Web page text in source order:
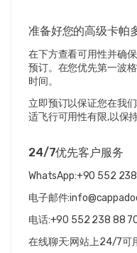
准备好您的高级卡帕
在下方查看可用性并确
预订。在您优先第一波
时间。
立即预订以保证您在我
适飞行可用性有限,以保
24/7优先客户服务
WhatsApp:+90 552
电子邮件
电话:+90 552 238 88
在线聊天:网站上24/7可